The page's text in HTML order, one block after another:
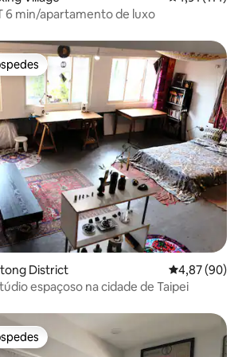
6 min/apartamento de luxo
District 4,87 de uma
4,87 (90)
espaçoso na cidade de Taipei